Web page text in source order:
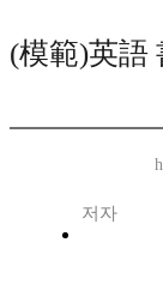
(模範)英語
저자